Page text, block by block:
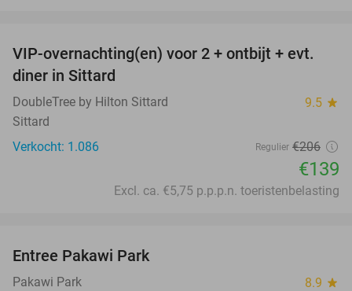
33%
VIP-overnachting(en) voor 2 + ontbijt + evt.
diner in Sittard
DoubleTree by Hilton Sittard 9.5 star
Sittard
Verkocht: 1.086
Regulier €206
€139
Excl. ca. €5,75 p.p.p.n. toeristenbelasting
Entree Pakawi Park
Pakawi Park 8.9 star